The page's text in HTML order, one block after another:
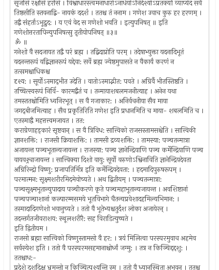
सृजसि रक्षसि हरसि । विश्वाधारस्त्वमनाधारो‌ऽनाधेयोऽनिर्देश्योऽप्रतर्क्यो व्याप्येदं सर्वं
तिष्ठसीति स्तवनाद्बि- नायकं ददर्श । ततश्च तं ननाम । गणेश उवाच कुरु हर हरणम् ।
तद्बै संहर्ताऽभूद्रुद: । य एवं वेद स गणेशो भवति । इत्युपनिषत् ॥ इति
गणेशोत्तरतापिन्युपनिषत्सु तृतीयोपनिषत् ॥३॥
ॐ ॥
गनेशो वै सदजायत तद्वै परं ब्रह्म । तद्बिदाप्रोति परम् । तदेषाभ्युक्ता यदनादिभूतं
यदनन्तरूपं यद्बिज्ञानरूपं यद्देवा: सर्वे ब्रह्म ज्येष्ठमुपासते न वैकार्यं करणं न
तत्समश्चाधिकश्च
दृश्य: । सूर्योऽस्माद्‍भीत उदेति । वातोऽस्माद्भीत: पवते । अग्रिर्वै भीतस्तिष्ठति ।
तच्चित्स्वरूपं निर्वि- कारमद्बैतं च । तन्मायाशबलमजनीत्याह । अनेन यथा
तमस्ततश्चोमिति ध्वनिरभूत् । स वै गजाकार: । अनिर्वचनीया सैव माया
जगद्‍बीजमित्याह । सैव प्रकृतिरिति गणेश इति प्रधानमिति च माया- शबलमिति च ।
एतस्माद्वै महत्तत्त्वमजायत । तत:
कराग्रेणाहड्‍कारं सृष्टवान् । स वै त्रिविध: सात्त्विको राजसस्तामसश्चेति । सात्त्विकी
ज्ञानशक्ति: । राजसी क्रियाशक्ति: । तामसी द्रव्यशक्ति: । तामस्या: पञ्चतन्मात्रा
अजायन्त पञ्चभूतान्यजायन्त । राजस्या: पञ्च ज्ञानेन्द्रियाणि पञ्च कर्मेन्द्रियाणि पञ्च
वायवश्र्चाजायन्त । सात्त्विक्या दिशो वायु: सूर्यो वरुणो‍ऽश्विनाविति ज्ञानेन्द्रियदेवता
अग्रिरिन्द्रो विष्णु: प्रजापतिर्मित्र इति कर्मेन्द्रियदेवता: । हदमादिपुरुषरूपम् ।
परमात्मन: सूक्ष्मशरीरमिदमेवोच्यते । अथ द्बितीयम् । पञ्चतन्मात्रा:
पञ्चसूक्ष्मभूतान्युपादाय पञ्चीकरणे कृते पञ्चमहाभूतान्यजायन्त । अवशिष्टानां
पञ्चपञ्चाशानां कल्पारम्मसमये भूतविभागे चैतन्यप्रवेशादहमिल्यभिमान: ।
तस्मादादिगणेशो भवानुच्यते । ततो वै भूतेभ्यश्चतुर्दश लोका अजायेरन् ।
तदन्तर्गतजीवराशय: स्थूलशरीरै: सह विराडित्युच्चते ।
इति द्वितीयम ।
राजसो ब्रह्मा सात्त्विको विष्णुस्तामसो वै हर: । त्रयं मिलित्वा परस्परमुवाच अहमेव
सर्वस्येश इति । ततो वै परस्परमसहमानाश्चोर्ध्वं जग्मु: । तत्र न किञ्चिद्दद्दशु: ।
ततश्चाध:-
प्रदेशे दशदिक्ष भ्रमन्तो न किञ्चित्पश्यन्ति स्म । ततो वै ध्यानस्थिता अभूवन् । ततश्च